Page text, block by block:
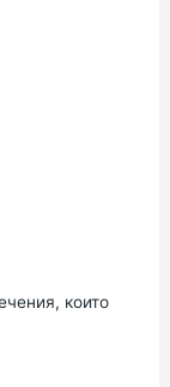
които